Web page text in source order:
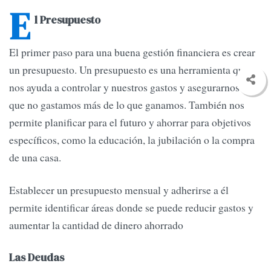
E l Presupuesto
El primer paso para una buena gestión financiera es crear
un presupuesto. Un presupuesto es una herramienta que
nos ayuda a controlar y nuestros gastos y asegurarnos de
que no gastamos más de lo que ganamos. También nos
permite planificar para el futuro y ahorrar para objetivos
específicos, como la educación, la jubilación o la compra
de una casa.
Establecer un presupuesto mensual y adherirse a él
permite identificar áreas donde se puede reducir gastos y
aumentar la cantidad de dinero ahorrado
Las Deudas